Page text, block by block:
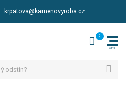
krpatova@kamenovyroba.cz